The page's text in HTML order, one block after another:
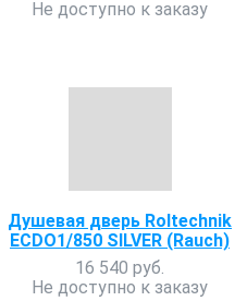
Не доступно к заказу
Душевая дверь Roltechnik
ECDO1/850 SILVER (Rauch)
16 540 руб.
Не доступно к заказу